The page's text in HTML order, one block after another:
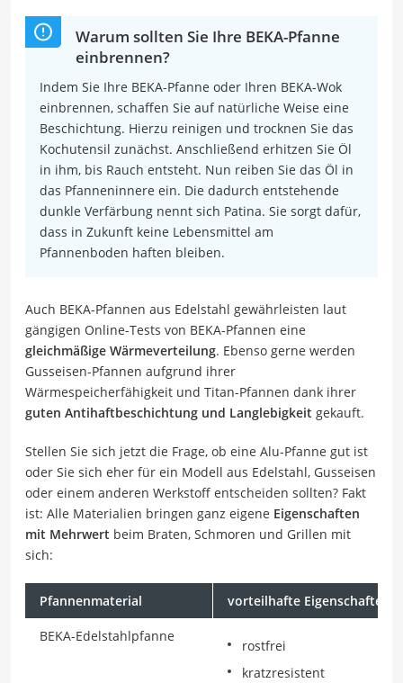
Warum sollten Sie Ihre BEKA-Pfanne
einbrennen?
Indem Sie Ihre BEKA-Pfanne oder Ihren BEKA-Wok
einbrennen, schaffen Sie auf natürliche Weise eine
Beschichtung. Hierzu reinigen und trocknen Sie das
Kochutensil zunächst. Anschließend erhitzen Sie Öl
in ihm, bis Rauch entsteht. Nun reiben Sie das Öl in
das Pfanneninnere ein. Die dadurch entstehende
dunkle Verfärbung nennt sich Patina. Sie sorgt dafür,
dass in Zukunft keine Lebensmittel am
Pfannenboden haften bleiben.
Auch BEKA-Pfannen aus Edelstahl gewährleisten laut
gängigen Online-Tests von BEKA-Pfannen eine
gleichmäßige Wärmeverteilung. Ebenso gerne werden
Gusseisen-Pfannen aufgrund ihrer
Wärmespeicherfähigkeit und Titan-Pfannen dank ihrer
guten Antihaftbeschichtung und Langlebigkeit gekauft.
Stellen Sie sich jetzt die Frage, ob eine Alu-Pfanne gut ist
oder Sie sich eher für ein Modell aus Edelstahl, Gusseisen
oder einem anderen Werkstoff entscheiden sollten? Fakt
ist: Alle Materialien bringen ganz eigene Eigenschaften
mit Mehrwert beim Braten, Schmoren und Grillen mit
sich:
Pfannenmaterial vorteilhafte Eigenschaften
BEKA-Edelstahlpfanne
rostfrei
kratzresistent